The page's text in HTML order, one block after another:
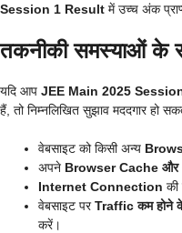
Session 1 Result में उच्च अंक
तकनीकी समस्याओं के
यदि आप JEE Main 2025
हैं, तो निम्नलिखित सुझाव मददगार हो
वेबसाइट को किसी अन्य
अपने Browser Cache
Internet Connection
वेबसाइट परTraffic कम होने
करें।